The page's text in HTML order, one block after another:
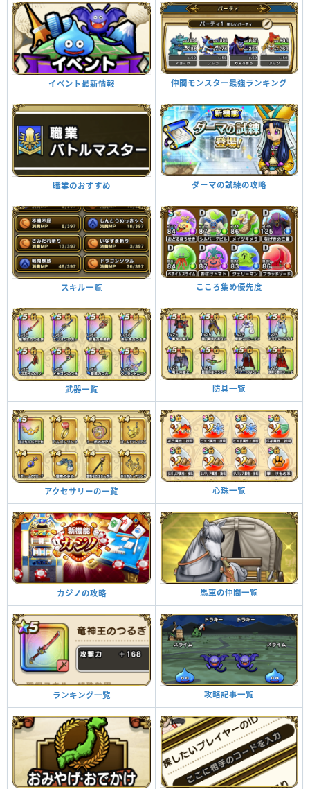
イベント最新情報 仲間モンスター最強ランキング
職業のおすすめ ダーマの試練の攻略
スキル一覧 こころ集め優先度
武器一覧 防具一覧
アクセサリーの一覧 心珠一覧
カジノの攻略 馬車の仲間一覧
ランキング一覧 攻略記事一覧